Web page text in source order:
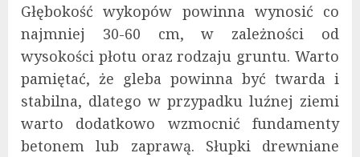
Głębokość wykopów powinna wynosić co
najmniej 30-60 cm, w zależności od
wysokości płotu oraz rodzaju gruntu. Warto
pamiętać, że gleba powinna być twarda i
stabilna, dlatego w przypadku luźnej ziemi
warto dodatkowo wzmocnić fundamenty
betonem lub zaprawą. Słupki drewniane